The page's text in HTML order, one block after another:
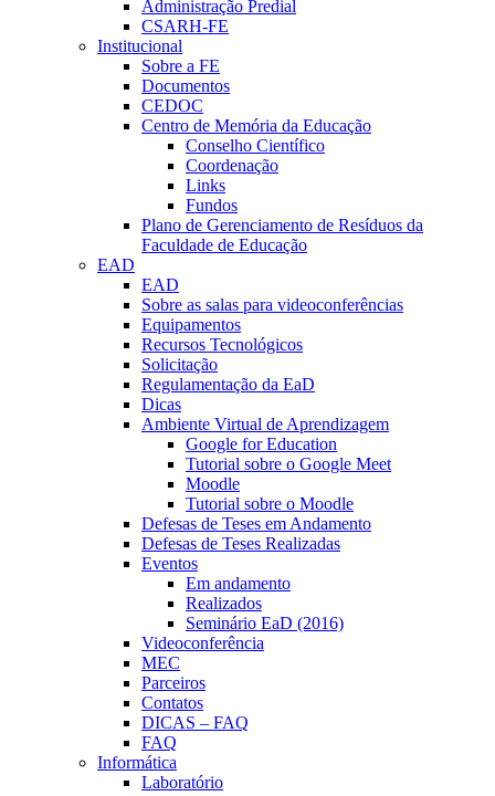
Administração Predial
CSARH-FE
Institucional
Sobre a FE
Documentos
CEDOC
Centro de Memória da Educação
Conselho Científico
Coordenação
Links
Fundos
Plano de Gerenciamento de Resíduos da
Faculdade de Educação
EAD
EAD
Sobre as salas para videoconferências
Equipamentos
Recursos Tecnológicos
Solicitação
Regulamentação da EaD
Dicas
Ambiente Virtual de Aprendizagem
Google for Education
Tutorial sobre o Google Meet
Moodle
Tutorial sobre o Moodle
Defesas de Teses em Andamento
Defesas de Teses Realizadas
Eventos
Em andamento
Realizados
Seminário EaD (2016)
Videoconferência
MEC
Parceiros
Contatos
DICAS – FAQ
FAQ
Informática
Laboratório